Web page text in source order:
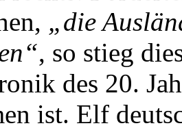
„die
, so stieg
des 20.
ist. Elf